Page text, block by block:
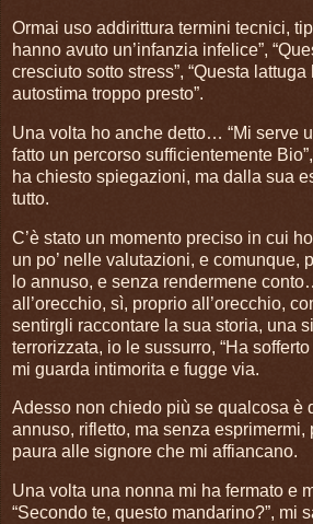
Ormai uso addirittura termini tecnici,
hanno avuto un’infanzia infelice”,
cresciuto sotto stress”, “Questa
autostima troppo presto”.
Una volta ho anche detto… “Mi serve
fatto un percorso sufficientemente
ha chiesto spiegazioni, ma dalla sua
tutto.
C’è stato un momento preciso in cui
un po’ nelle valutazioni, e comunque,
lo annuso, e senza rendermene
all’orecchio, sì, proprio all’orecchio,
sentirgli raccontare la sua storia, una
terrorizzata, io le sussurro, “Ha
mi guarda intimorita e fugge via.
Adesso non chiedo più se qualcosa è
annuso, rifletto, ma senza esprimermi,
paura alle signore che mi affiancano.
Una volta una nonna mi ha fermato e
“Secondo te, questo mandarino?”, mi